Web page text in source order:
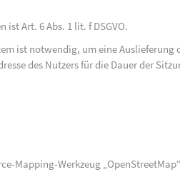
Art. 6 Abs. 1 lit. f DSGVO.
ist notwendig, um eine Auslieferung
des Nutzers für die Dauer der
Mapping-Werkzeug